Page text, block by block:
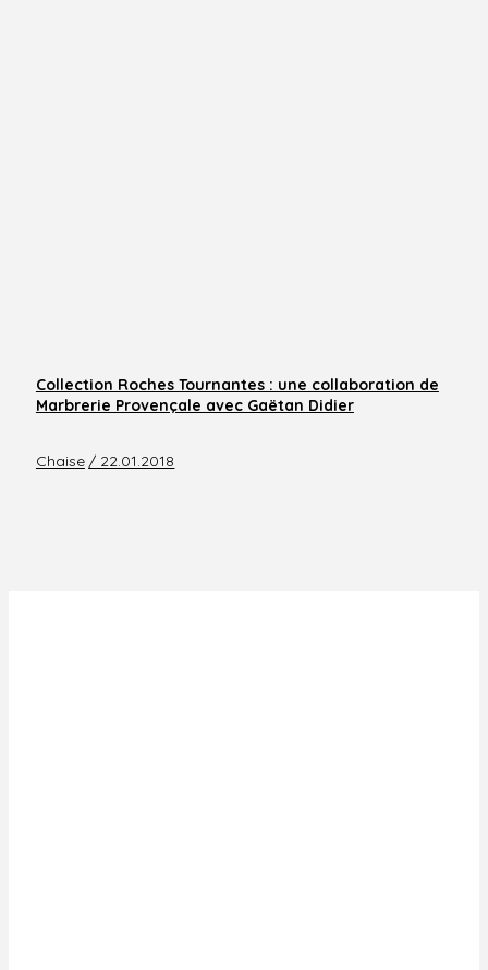
Collection Roches Tournantes : une collaboration de
Marbrerie Provençale avec Gaëtan Didier
Chaise / 22.01.2018